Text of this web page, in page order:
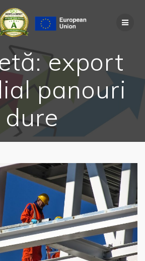
to
content
export
panouri
dure